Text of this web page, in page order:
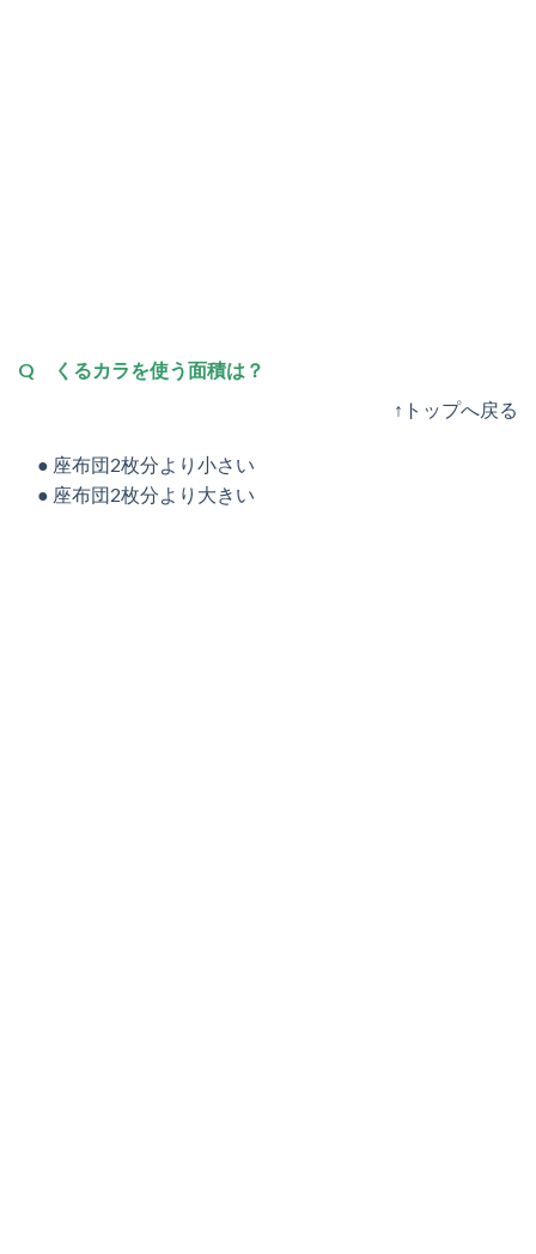
Q くるカラを使う面積は？
↑トップへ戻る
● 座布団2枚分より小さい
● 座布団2枚分より大きい